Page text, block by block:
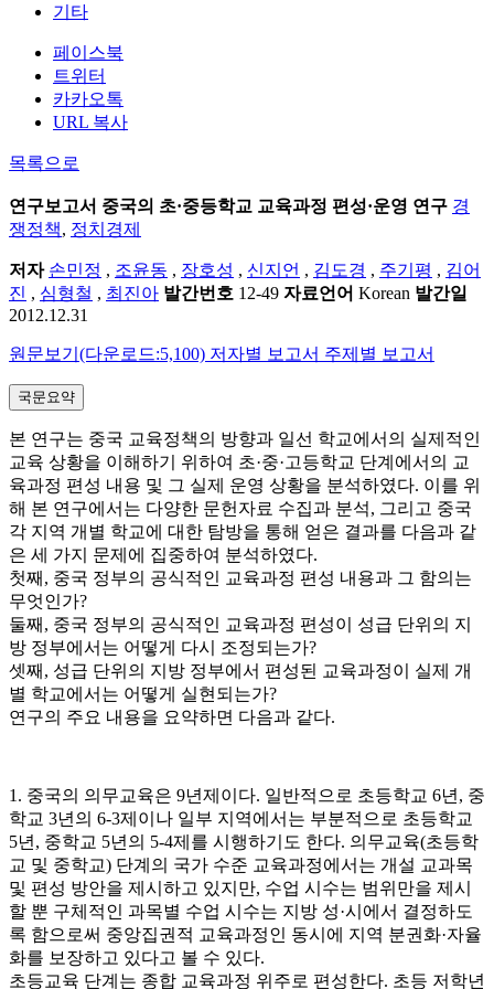
기타
페이스북
트위터
카카오톡
URL 복사
목록으로
연구보고서 중국의 초·중등학교 교육과정 편성·운영 연구 경
쟁정책, 정치경제
저자 손민정 , 조윤동 , 장호성 , 신지언 , 김도경 , 주기평 , 김어
진 , 심형철 , 최진아 발간번호 12-49 자료언어 Korean 발간일
2012.12.31
원문보기(다운로드:5,100) 저자별 보고서 주제별 보고서
국문요약
본 연구는 중국 교육정책의 방향과 일선 학교에서의 실제적인
교육 상황을 이해하기 위하여 초·중·고등학교 단계에서의 교
육과정 편성 내용 및 그 실제 운영 상황을 분석하였다. 이를 위
해 본 연구에서는 다양한 문헌자료 수집과 분석, 그리고 중국
각 지역 개별 학교에 대한 탐방을 통해 얻은 결과를 다음과 같
은 세 가지 문제에 집중하여 분석하였다.
첫째, 중국 정부의 공식적인 교육과정 편성 내용과 그 함의는
무엇인가?
둘째, 중국 정부의 공식적인 교육과정 편성이 성급 단위의 지
방 정부에서는 어떻게 다시 조정되는가?
셋째, 성급 단위의 지방 정부에서 편성된 교육과정이 실제 개
별 학교에서는 어떻게 실현되는가?
연구의 주요 내용을 요약하면 다음과 같다.
1. 중국의 의무교육은 9년제이다. 일반적으로 초등학교 6년, 중
학교 3년의 6-3제이나 일부 지역에서는 부분적으로 초등학교
5년, 중학교 5년의 5-4제를 시행하기도 한다. 의무교육(초등학
교 및 중학교) 단계의 국가 수준 교육과정에서는 개설 교과목
및 편성 방안을 제시하고 있지만, 수업 시수는 범위만을 제시
할 뿐 구체적인 과목별 수업 시수는 지방 성·시에서 결정하도
록 함으로써 중앙집권적 교육과정인 동시에 지역 분권화·자율
화를 보장하고 있다고 볼 수 있다.
초등교육 단계는 종합 교육과정 위주로 편성한다. 초등 저학년